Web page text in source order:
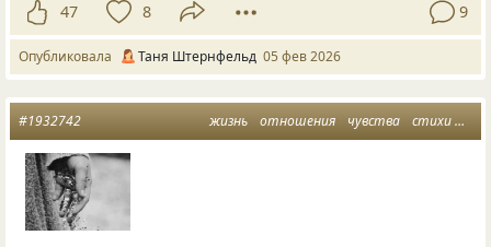
47 8 9
Опубликовала Таня Штернфельд 05 фев 2026
жизнь отношения чувства стихи
#1932742